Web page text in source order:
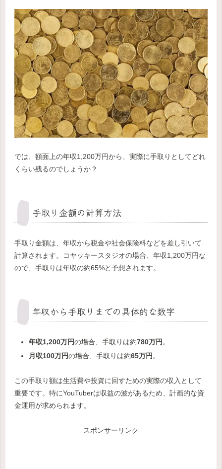
では、額面上の年収1,200万円から、実際に手取りとしてどれ
くらい残るのでしょうか？
手取り金額の計算方法
手取り金額は、年収から税金や社会保険料などを差し引いて
計算されます。コヤッキースタジオの場合、年収1,200万円な
ので、手取りは年収の約65%と予想されます。
年収から手取りまでの具体的な数字
年収1,200万円の場合、手取りは約780万円 。
月収100万円の場合、手取りは約65万円 。
この手取り額は生活費や投資に回すための実際の収入として
重要です。特にYouTuberは収益の波があるため、計画的な資
金運用が求められます。
スポンサーリンク